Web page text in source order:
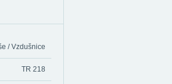
/ Vzdušnice
TR 218